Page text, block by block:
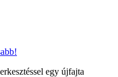
egy újfajta